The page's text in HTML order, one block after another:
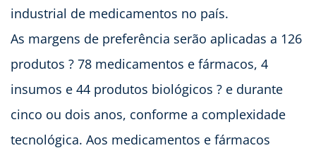
industrial de medicamentos no país.
As margens de preferência serão aplicadas a 126
produtos ? 78 medicamentos e fármacos, 4
insumos e 44 produtos biológicos ? e durante
cinco ou dois anos, conforme a complexidade
tecnológica. Aos medicamentos e fármacos